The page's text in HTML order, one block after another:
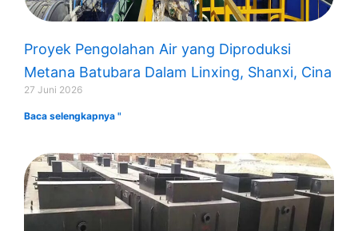
Proyek Pengolahan Air yang Diproduksi
Metana Batubara Dalam Linxing, Shanxi, Cina
27 Juni 2026
Baca selengkapnya "